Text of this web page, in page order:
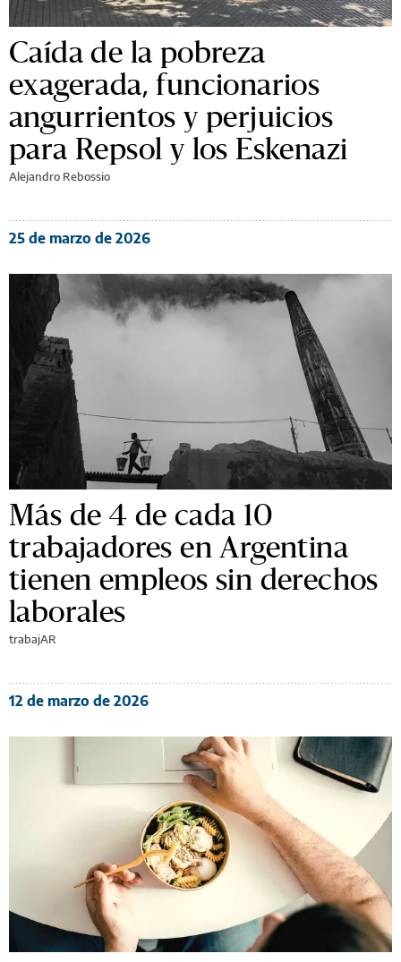
Caída de la pobreza
exagerada, funcionarios
angurrientos y perjuicios
para Repsol y los Eskenazi
Alejandro Rebossio
25 de marzo de 2026
Más de 4 de cada 10
trabajadores en Argentina
tienen empleos sin derechos
laborales
trabajAR
12 de marzo de 2026